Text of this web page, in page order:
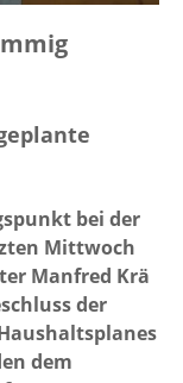
bei der
Mittwoch
Manfred Krä
der
dem